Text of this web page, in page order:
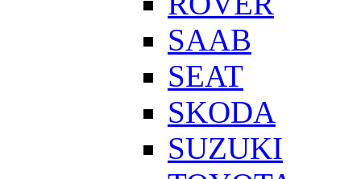
SAAB
SEAT
SKODA
SUZUKI